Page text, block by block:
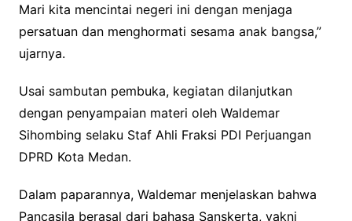
Mari kita mencintai negeri ini dengan menjaga
persatuan dan menghormati sesama anak bangsa,”
ujarnya.
Usai sambutan pembuka, kegiatan dilanjutkan
dengan penyampaian materi oleh Waldemar
Sihombing selaku Staf Ahli Fraksi PDI Perjuangan
DPRD Kota Medan.
Dalam paparannya, Waldemar menjelaskan bahwa
Pancasila berasal dari bahasa Sanskerta, yakni